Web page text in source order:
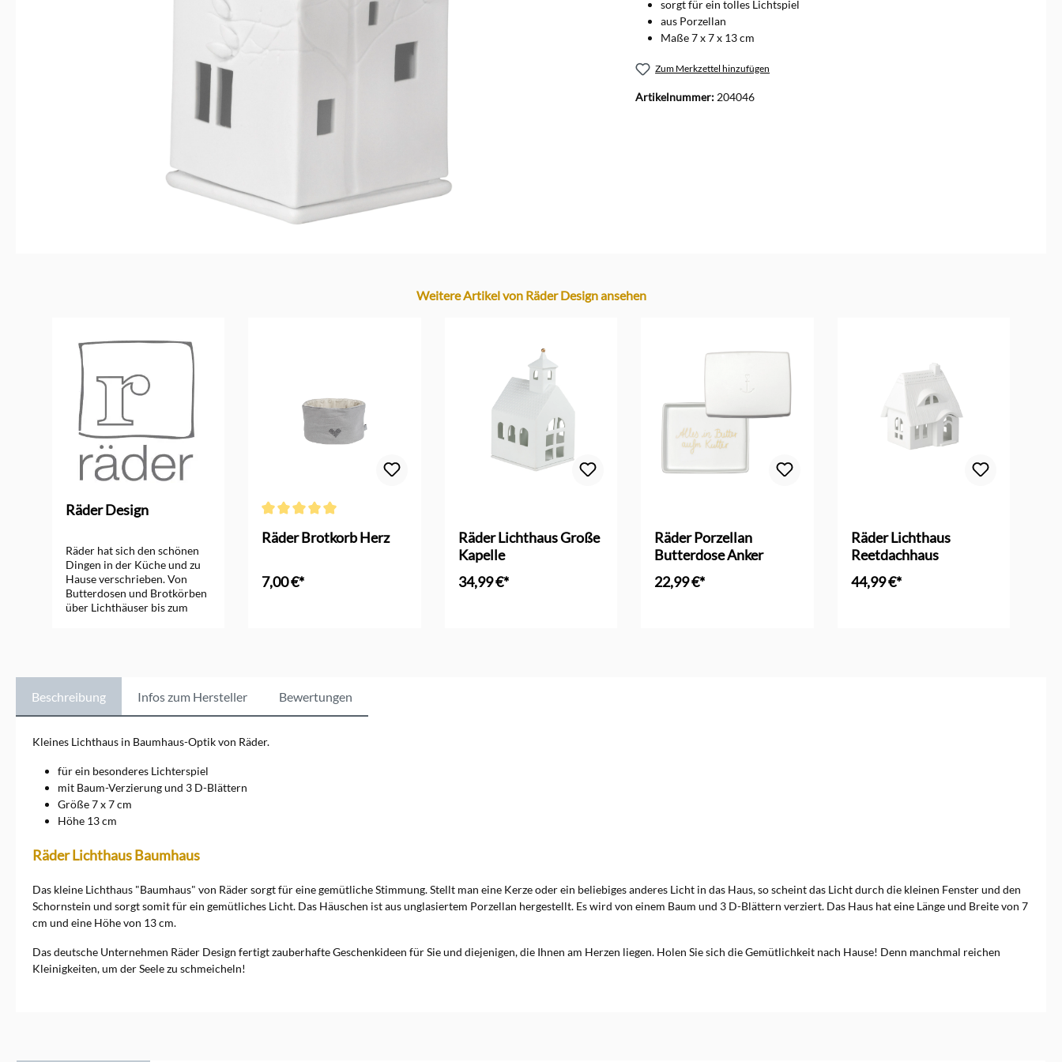
sorgt für ein tolles Lichtspiel
aus Porzellan
Maße 7 x 7 x 13 cm
Zum Merkzettel hinzufügen
Artikelnummer: 204046
Weitere Artikel von Räder Design ansehen
Räder Design
Räder hat sich den schönen
Dingen in der Küche und zu
Hause verschrieben. Von
Butterdosen und Brotkörben
über Lichthäuser bis zum
Design erfreuen sich großer
Beliebtheit! Jedes Produkt
wird mit viel Liebe von Hand
designt. Dabei setzt Räder auf
natürliche Materialien,
trendige Farben und
Verschönern auch Sie Ihr
Zuhause mit
Räder!Markeninformationen:
Räder GmbH, Kornharpener
info@raeder.de
Räder Brotkorb Herz
7,00 €*
Räder Lichthaus Große
Kapelle
34,99 €*
Räder Porzellan
Butterdose Anker
22,99 €*
Räder Lichthaus
Reetdachhaus
44,99 €*
Beschreibung Infos zum Hersteller Bewertungen
Kleines Lichthaus in Baumhaus-Optik von Räder.
für ein besonderes Lichterspiel
mit Baum-Verzierung und 3 D-Blättern
Größe 7 x 7 cm
Höhe 13 cm
Räder Lichthaus Baumhaus
Das kleine Lichthaus "Baumhaus" von Räder sorgt für eine gemütliche Stimmung. Stellt man eine Kerze oder ein beliebiges anderes Licht in das Haus, so scheint das Licht durch die kleinen Fenster und den
Schornstein und sorgt somit für ein gemütliches Licht. Das Häuschen ist aus unglasiertem Porzellan hergestellt. Es wird von einem Baum und 3 D-Blättern verziert. Das Haus hat eine Länge und Breite von 7
cm und eine Höhe von 13 cm.
Das deutsche Unternehmen Räder Design fertigt zauberhafte Geschenkideen für Sie und diejenigen, die Ihnen am Herzen liegen. Holen Sie sich die Gemütlichkeit nach Hause! Denn manchmal reichen
Kleinigkeiten, um der Seele zu schmeicheln!